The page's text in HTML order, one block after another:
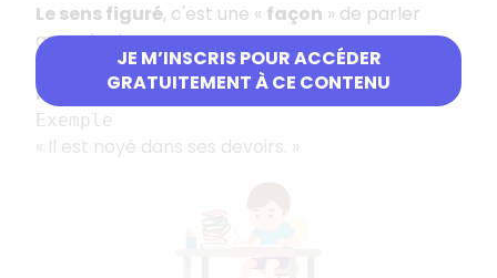
JE M’INSCRIS POUR ACCÉDER
GRATUITEMENT À CE CONTENU
Le sens figuré, c'est une « façon » de parler
avec des images.
ne peut pas le voir , mais oncomprend
l'idée
, on al'image en tête.
Exemple
« Il est noyé dans ses devoirs. »